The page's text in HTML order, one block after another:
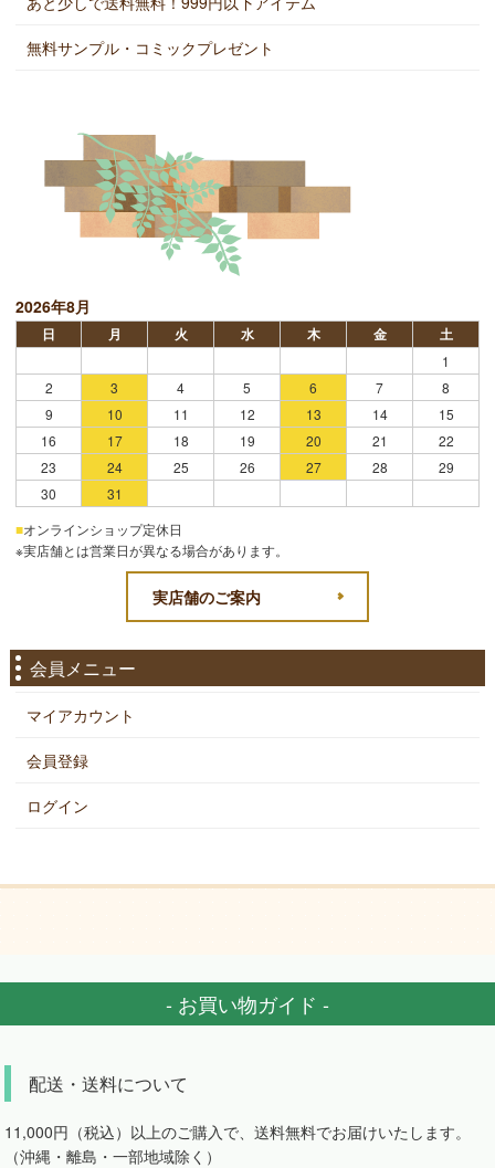
無料サンプル・コミックプレゼント
2026年8月
日 月 火 水 木 金 土
1
2
3 4 5 6 7
8
9
10 11 12 13 14
15
16
17 18 19 20 21
22
23
24 25 26 27 28
29
30
31
■オンラインショップ定休日
※実店舗とは営業日が異なる場合があります。
実店舗のご案内
会員メニュー
マイアカウント
会員登録
ログイン
- お買い物ガイド -
配送・送料について
11,000円（税込）以上のご購入で、送料無料でお届けいたします。
（沖縄・離島・一部地域除く）